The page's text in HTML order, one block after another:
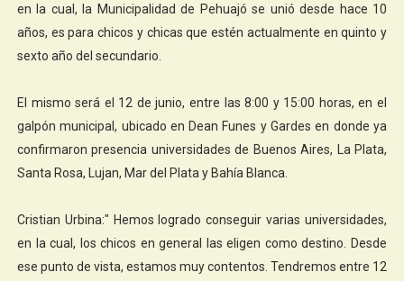
en la cual, la Municipalidad de Pehuajó se unió desde hace 10
años, es para chicos y chicas que estén actualmente en quinto y
sexto año del secundario.
El mismo será el 12 de junio, entre las 8:00 y 15:00 horas, en el
galpón municipal, ubicado en Dean Funes y Gardes en donde ya
confirmaron presencia universidades de Buenos Aires, La Plata,
Santa Rosa, Lujan, Mar del Plata y Bahía Blanca.
Cristian Urbina:" Hemos logrado conseguir varias universidades,
en la cual, los chicos en general las eligen como destino. Desde
ese punto de vista, estamos muy contentos. Tendremos entre 12